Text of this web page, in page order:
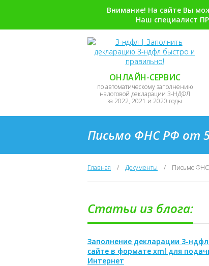
Внимание! На сайте Вы
Наш специалист
ОНЛАЙН-СЕРВИС
по автоматическому заполнению
налоговой декларации 3-НДФЛ
за 2022, 2021 и 2020 годы
Письмо ФНС РФ от 5
Главная / Документы / Письмо ФНС
Статьи из блога:
Заполнение декларации 3-
сайте в формате xml для
Интернет